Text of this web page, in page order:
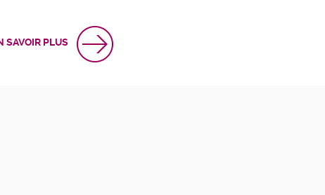
SAVOIR PLUS